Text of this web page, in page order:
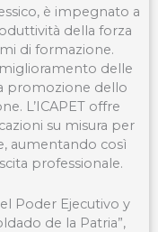
è impegnato a
della forza
di formazione.
miglioramento delle
promozione dello
L’ICAPET offre
su misura per
aumentando così
professionale.
Poder Ejecutivo y
de la Patria”,